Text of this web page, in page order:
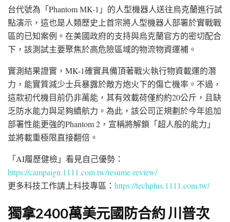
台代號為「Phantom MK-1」的人型機器人送往烏克蘭進行試
點演示，這也是人類歷史上首宗將人型機器人部署於實戰戰
區的已知案例。在美國政府的支持與烏克蘭官方的密切配合
下，該測試主要聚焦於高危險區域的物流物資運補。
實測結果證實，MK-1確實具備頂著戰火執行物資載運的潛
力，能實質減少士兵暴露於敵方炮火下的傷亡機率。不過，
這款初代機目前仍非萬能，其有效載荷僅約約20公斤，且缺
乏防水能力與足夠續航力。為此，該公司正規劃於今年追加
部署性能更強的Phantom 2，宣稱將解鎖「超人般的能力」
並將載重極限直接翻倍。
「AI履歷健檢」看見自己優勢：
https://campaign.1111.com.tw/resume-review/
更多科技工作請上科技專區： https://techplus.1111.com.tw/
獨拿2400萬美元國防合約 川普次